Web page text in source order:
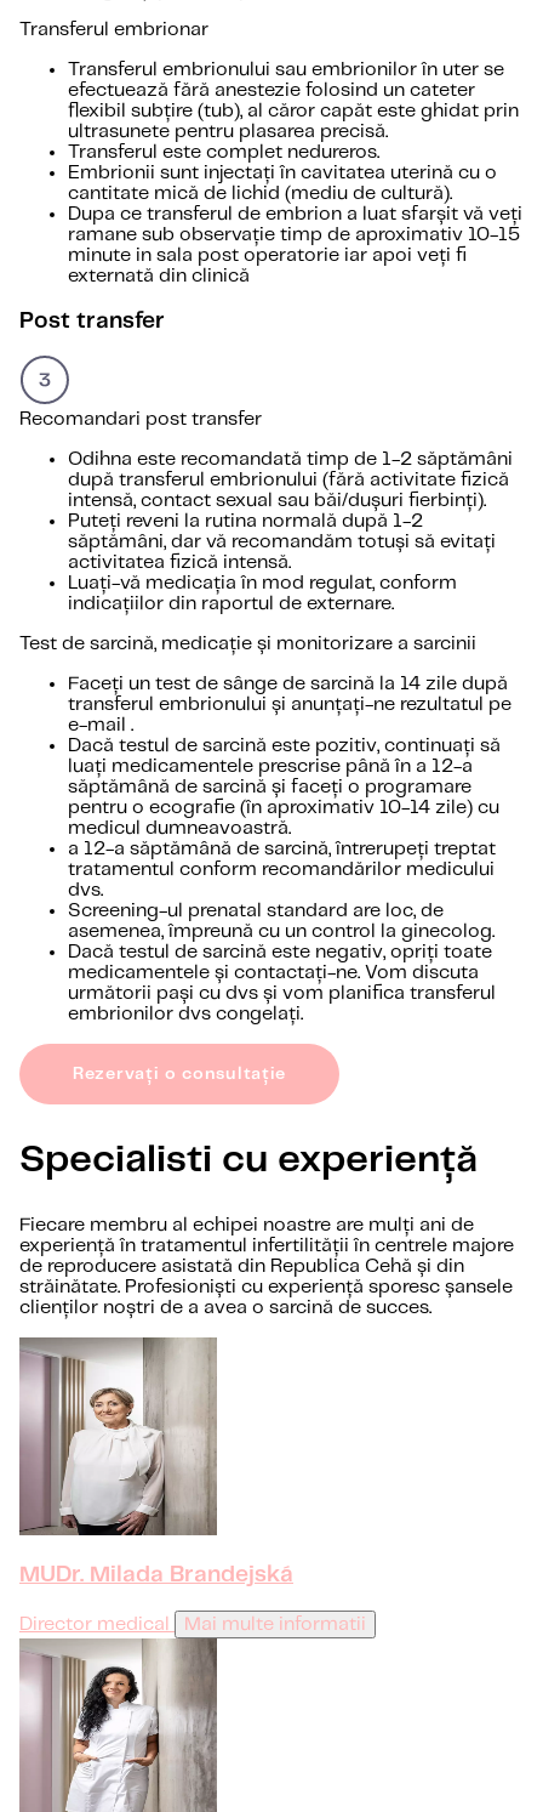
Transferul embrionar
Transferul embrionului sau embrionilor în uter se
efectuează fără anestezie folosind un cateter
flexibil subțire (tub), al căror capăt este ghidat prin
ultrasunete pentru plasarea precisă.
Transferul este complet nedureros.
Embrionii sunt injectați în cavitatea uterină cu o
cantitate mică de lichid (mediu de cultură).
Dupa ce transferul de embrion a luat sfarșit vă veți
ramane sub observație timp de aproximativ 10-15
minute in sala post operatorie iar apoi veți fi
externată din clinică
Post transfer
Recomandari post transfer
Odihna este recomandată timp de 1-2 săptămâni
după transferul embrionului (fără activitate fizică
intensă, contact sexual sau băi/dușuri fierbinți).
Puteți reveni la rutina normală după 1-2
săptămâni, dar vă recomandăm totuși să evitați
activitatea fizică intensă.
Luați-vă medicația în mod regulat, conform
indicațiilor din raportul de externare.
Test de sarcină, medicație și monitorizare a sarcinii
Faceți un test de sânge de sarcină la 14 zile după
transferul embrionului și anunțați-ne rezultatul pe
e-mail .
Dacă testul de sarcină este pozitiv, continuați să
luați medicamentele prescrise până în a 12-a
săptămână de sarcină și faceți o programare
pentru o ecografie (în aproximativ 10-14 zile) cu
medicul dumneavoastră.
a 12-a săptămână de sarcină, întrerupeți treptat
tratamentul conform recomandărilor medicului
dvs.
Screening-ul prenatal standard are loc, de
asemenea, împreună cu un control la ginecolog.
Dacă testul de sarcină este negativ, opriți toate
medicamentele și contactați-ne. Vom discuta
următorii pași cu dvs și vom planifica transferul
embrionilor dvs congelați.
Rezervați o consultație
Specialisti cu experiență
Fiecare membru al echipei noastre are mulți ani de
experiență în tratamentul infertilității în centrele majore
de reproducere asistată din Republica Cehă și din
străinătate. Profesioniști cu experiență sporesc șansele
clienților noștri de a avea o sarcină de succes.
MUDr. Milada Brandejská
Director medical Mai multe informatii